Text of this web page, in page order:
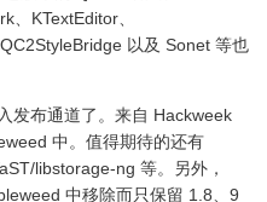
、KTextEditor、
以及 Sonet 等也
发布通道了。来自 Hackweek
中。值得期待的还有
libstorage-ng 等。另外，
中移除而只保留 1.8、9